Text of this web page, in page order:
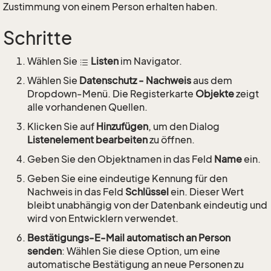
Zustimmung von einem Person erhalten haben.
Schritte
Wählen Sie Listen im Navigator.
Wählen Sie Datenschutz - Nachweisaus dem
Dropdown-Menü. Die Registerkarte Objektezeigt
alle vorhandenen Quellen.
Klicken Sie auf Hinzufügen, um den Dialog
Listenelement bearbeitenzu öffnen.
Geben Sie den Objektnamen in das Feld Nameein.
Geben Sie eine eindeutige Kennung für den
Nachweis in das Feld Schlüssel ein. Dieser Wert
bleibt unabhängig von der Datenbank eindeutig und
wird von Entwicklern verwendet.
Bestätigungs-E-Mail automatisch an Person
senden: Wählen Sie diese Option, um eine
automatische Bestätigung an neue Personen zu